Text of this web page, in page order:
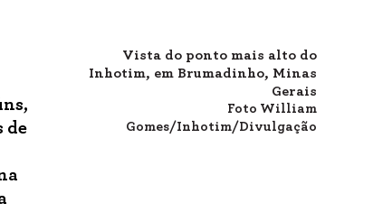
Vista do ponto mais alto do
Inhotim, em Brumadinho, Minas
Gerais
Foto William
Gomes/Inhotim/Divulgação
de